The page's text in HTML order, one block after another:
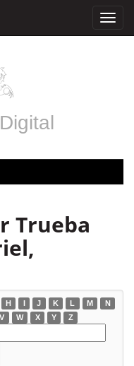
Digital
Trueba
H I J K L M
N
V W X Y Z